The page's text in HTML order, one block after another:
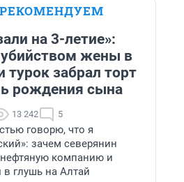
РЕКОМЕНДУЕМ
на 3-летие»:
убийством жены в
турок забрал торт
рождения сына
13 242 5
говорю, что я
зачем северянин
компанию и
в глушь на Алтай